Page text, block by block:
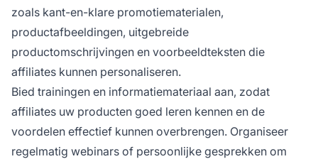
zoals kant-en-klare promotiematerialen,
productafbeeldingen, uitgebreide
productomschrijvingen en voorbeeldteksten die
affiliates kunnen personaliseren.
Bied trainingen en informatiemateriaal aan, zodat
affiliates uw producten goed leren kennen en de
voordelen effectief kunnen overbrengen. Organiseer
regelmatig webinars of persoonlijke gesprekken om